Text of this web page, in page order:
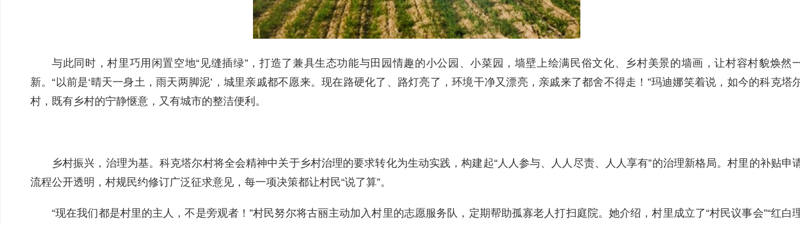
与此同时，村里巧用闲置空地“见缝插绿”，打造了兼具生态功能与田园情趣的小公园、小菜园，墙壁上绘满民俗文化、乡村美景的墙画，让村容村貌焕然
新。“以前是‘晴天一身土，雨天两脚泥’，城里亲戚都不愿来。现在路硬化了、路灯亮了，环境干净又漂亮，亲戚来了都舍不得走！”玛迪娜笑着说，如今的科克塔
村，既有乡村的宁静惬意，又有城市的整洁便利。
乡村振兴，治理为基。科克塔尔村将全会精神中关于乡村治理的要求转化为生动实践，构建起“人人参与、人人尽责、人人享有”的治理新格局。村里的补贴申
流程公开透明，村规民约修订广泛征求意见，每一项决策都让村民“说了算”。
“现在我们都是村里的主人，不是旁观者！”村民努尔将古丽主动加入村里的志愿服务队，定期帮助孤寡老人打扫庭院。她介绍，村里成立了“村民议事会”“红白